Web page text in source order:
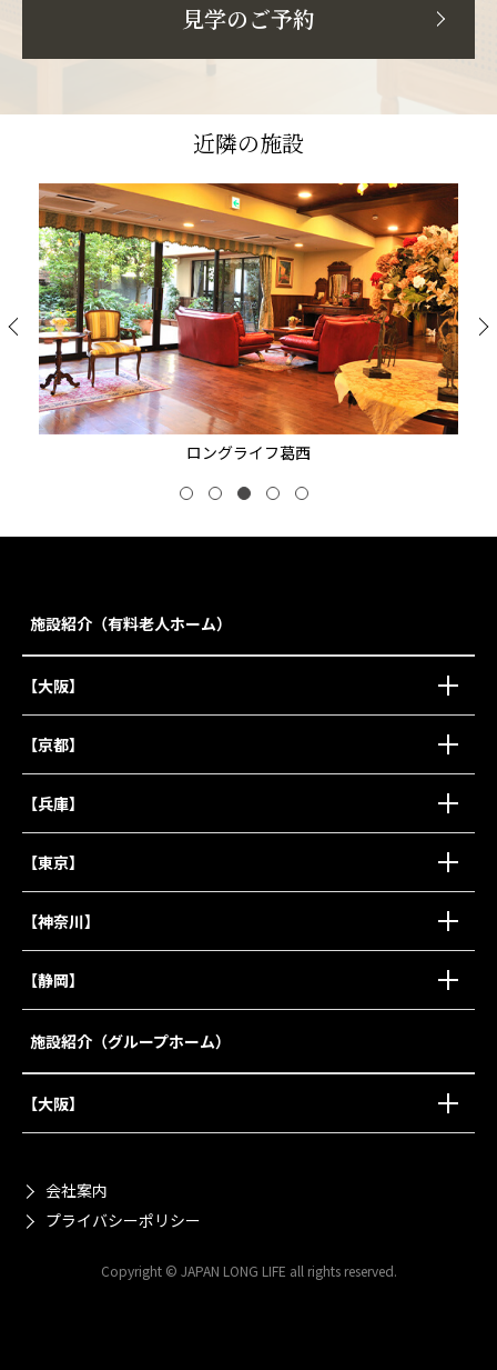
見学のご予約
近隣の施設
ロングライフ葛西
施設紹介（有料老人ホーム）
【大阪】
【京都】
【兵庫】
【東京】
【神奈川】
【静岡】
施設紹介（グループホーム）
【大阪】
会社案内
プライバシーポリシー
Copyright © JAPAN LONG LIFE all rights reserved.